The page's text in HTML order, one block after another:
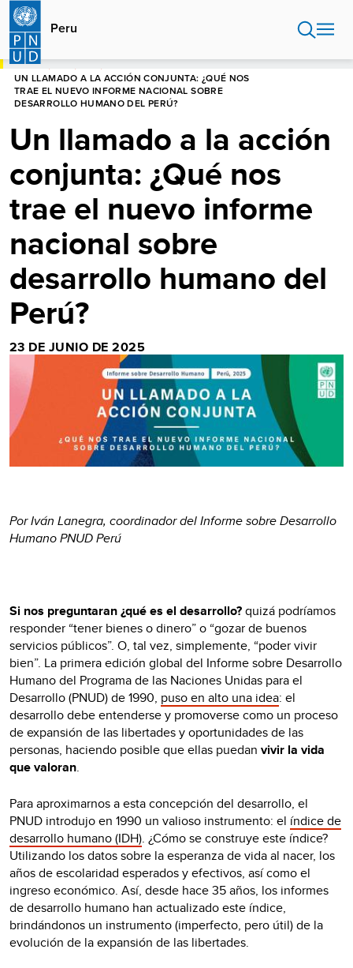
Pasar
contenido
principal
Peru
HOME
UN LLAMADO A LA ACCIÓN CONJUNTA: ¿QUÉ NOS
TRAE EL NUEVO INFORME NACIONAL SOBRE
DESARROLLO HUMANO DEL PERÚ?
Un llamado a la acción
conjunta: ¿Qué nos
trae el nuevo informe
nacional sobre
desarrollo humano del
Perú?
23 DE JUNIO DE 2025
Por Iván Lanegra, coordinador del Informe sobre Desarrollo
Humano PNUD Perú
Si nos preguntaran ¿qué es el desarrollo?quizá podríamos
responder “tener bienes o dinero” o “gozar de buenos
servicios públicos”. O, tal vez, simplemente, “poder vivir
bien”. La primera edición global del Informe sobre Desarrollo
Humano del Programa de las Naciones Unidas para el
Desarrollo (PNUD) de 1990, puso en alto una idea: el
desarrollo debe entenderse y promoverse como un proceso
de expansión de las libertades y oportunidades de las
personas, haciendo posible que ellas puedan vivir la vida
que valoran.
Para aproximarnos a esta concepción del desarrollo, el
PNUD introdujo en 1990 un valioso instrumento: el índice de
desarrollo humano (IDH). ¿Cómo se construye este índice?
Utilizando los datos sobre la esperanza de vida al nacer, los
años de escolaridad esperados y efectivos, así como el
ingreso económico. Así, desde hace 35 años, los informes
de desarrollo humano han actualizado este índice,
brindándonos un instrumento (imperfecto, pero útil) de la
evolución de la expansión de las libertades.